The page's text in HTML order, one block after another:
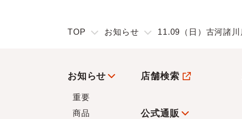
TOP お知らせ 11.09（日）古河諸
お知らせ
重要
商品
店舗検索
公式通販